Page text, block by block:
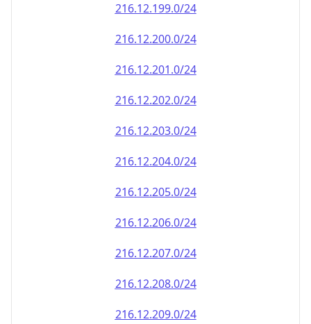
216.12.199.0/24
216.12.200.0/24
216.12.201.0/24
216.12.202.0/24
216.12.203.0/24
216.12.204.0/24
216.12.205.0/24
216.12.206.0/24
216.12.207.0/24
216.12.208.0/24
216.12.209.0/24